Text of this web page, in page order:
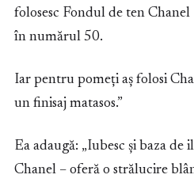
folosesc Fondul de ten
în numărul 50.
Iar pentru pomeți aș folosi
un finisaj matasos.”
Ea adaugă: „Iubesc și baza
Chanel – oferă o strălucire